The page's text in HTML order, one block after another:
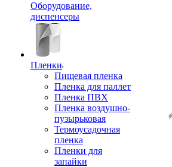
Оборудование,
диспенсеры
Пленки
Пищевая пленка
Пленка для паллет
Пленка ПВХ
Пленка воздушно-
пузырьковая
Термоусадочная
пленка
Пленки для
запайки